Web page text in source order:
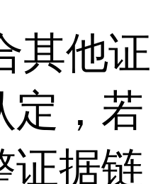
其他证
定，若
证据链